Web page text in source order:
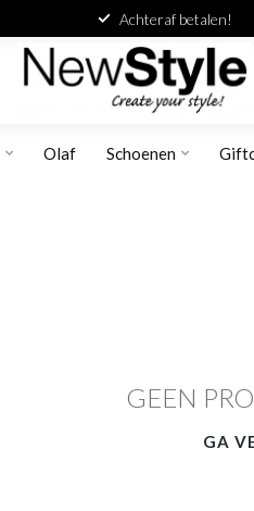
Achteraf betalen!
Olaf Schoenen
GEEN
GA